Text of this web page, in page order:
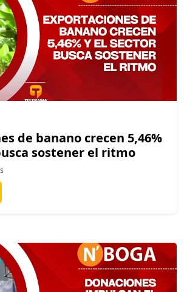
de banano crecen 5,46%
sostener el ritmo